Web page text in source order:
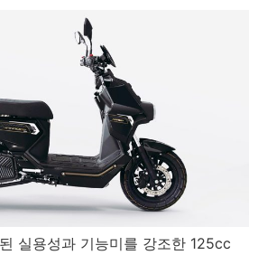
실용성과 기능미를 강조한 125cc